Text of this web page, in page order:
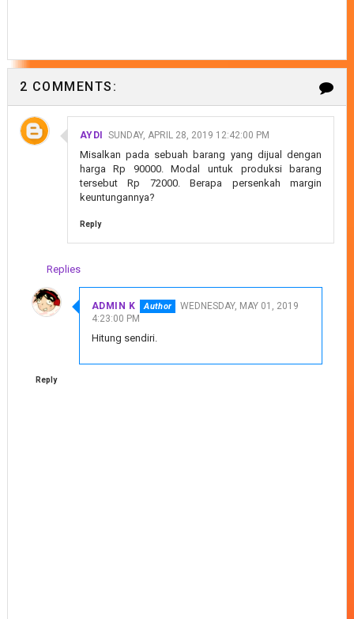
2 COMMENTS:
AYDI SUNDAY, APRIL 28, 2019 12:42:00 PM
Misalkan pada sebuah barang yang dijual dengan
harga Rp 90000. Modal untuk produksi barang
tersebut Rp 72000. Berapa persenkah margin
keuntungannya?
Reply
Replies
ADMIN K
WEDNESDAY, MAY 01, 2019
4:23:00 PM
Hitung sendiri.
Reply